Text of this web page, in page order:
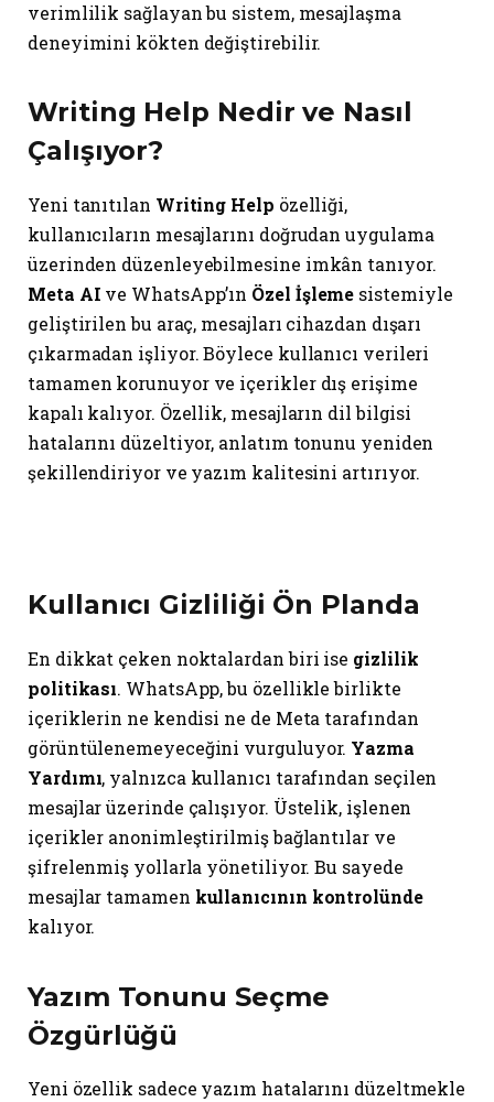
verimlilik sağlayan bu sistem, mesajlaşma
deneyimini kökten değiştirebilir.
Writing Help Nedir ve Nasıl
Çalışıyor?
Yeni tanıtılan Writing Help özelliği,
kullanıcıların mesajlarını doğrudan uygulama
üzerinden düzenleyebilmesine imkân tanıyor.
Meta AI ve WhatsApp’ın Özel İşleme sistemiyle
geliştirilen bu araç, mesajları cihazdan dışarı
çıkarmadan işliyor. Böylece kullanıcı verileri
tamamen korunuyor ve içerikler dış erişime
kapalı kalıyor. Özellik, mesajların dil bilgisi
hatalarını düzeltiyor, anlatım tonunu yeniden
şekillendiriyor ve yazım kalitesini artırıyor.
Kullanıcı Gizliliği Ön Planda
En dikkat çeken noktalardan biri ise gizlilik
politikası. WhatsApp, bu özellikle birlikte
içeriklerin ne kendisi ne de Meta tarafından
görüntülenemeyeceğini vurguluyor. Yazma
Yardımı, yalnızca kullanıcı tarafından seçilen
mesajlar üzerinde çalışıyor. Üstelik, işlenen
içerikler anonimleştirilmiş bağlantılar ve
şifrelenmiş yollarla yönetiliyor. Bu sayede
mesajlar tamamen kullanıcının kontrolünde
kalıyor.
Yazım Tonunu Seçme
Özgürlüğü
Yeni özellik sadece yazım hatalarını düzeltmekle